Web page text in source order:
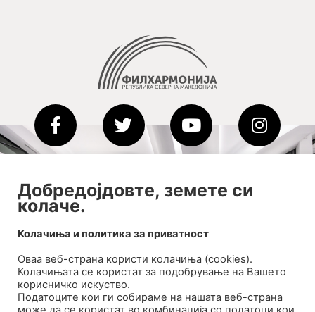
2020-09-01_argument!
Filharmonija
Добредојдовте, земете си
колаче.
Колачиња и политика за приватност
Оваа веб-странa користи колачиња (cookies).
Колачињата се користат за подобрување на Вашето
корисничко искуство.
Податоците кои ги собираме на нашата веб-страна